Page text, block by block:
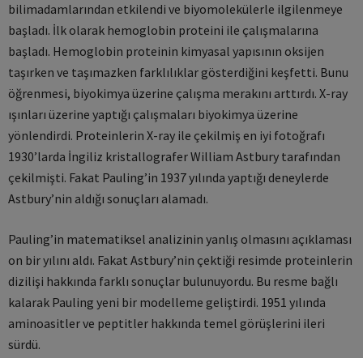
bilimadamlarından etkilendi ve biyomolekülerle ilgilenmeye
başladı. İlk olarak hemoglobin proteini ile çalışmalarına
başladı. Hemoglobin proteinin kimyasal yapısının oksijen
taşırken ve taşımazken farklılıklar gösterdiğini keşfetti. Bunu
öğrenmesi, biyokimya üzerine çalışma merakını arttırdı. X-ray
ışınları üzerine yaptığı çalışmaları biyokimya üzerine
yönlendirdi. Proteinlerin X-ray ile çekilmiş en iyi fotoğrafı
1930’larda İngiliz kristallografer William Astbury tarafından
çekilmişti. Fakat Pauling’in 1937 yılında yaptığı deneylerde
Astbury’nin aldığı sonuçları alamadı.
Pauling’in matematiksel analizinin yanlış olmasını açıklaması
on bir yılını aldı. Fakat Astbury’nin çektiği resimde proteinlerin
dizilişi hakkında farklı sonuçlar bulunuyordu. Bu resme bağlı
kalarak Pauling yeni bir modelleme geliştirdi. 1951 yılında
aminoasitler ve peptitler hakkında temel görüşlerini ileri
sürdü.